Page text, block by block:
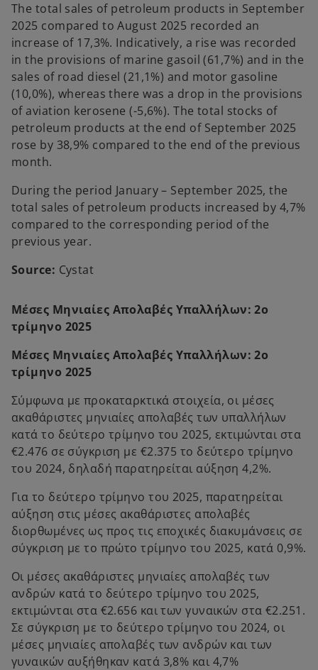
The total sales of petroleum products in September
2025 compared to August 2025 recorded an
increase of 17,3%. Indicatively, a rise was recorded
in the provisions of marine gasoil (61,7%) and in the
sales of road diesel (21,1%) and motor gasoline
(10,0%), whereas there was a drop in the provisions
of aviation kerosene (-5,6%). The total stocks of
petroleum products at the end of September 2025
rose by 38,9% compared to the end of the previous
month.
During the period January – September 2025, the
total sales of petroleum products increased by 4,7%
compared to the corresponding period of the
previous year.
Source: Cystat
Μέσες Μηνιαίες Απολαβές Υπαλλήλων: 2ο
τρίμηνο 2025
Μέσες Μηνιαίες Απολαβές Υπαλλήλων: 2ο
τρίμηνο 2025
Σύμφωνα με προκαταρκτικά στοιχεία, οι μέσες
ακαθάριστες μηνιαίες απολαβές των υπαλλήλων
κατά το δεύτερο τρίμηνο του 2025, εκτιμώνται στα
€2.476 σε σύγκριση με €2.375 το δεύτερο τρίμηνο
του 2024, δηλαδή παρατηρείται αύξηση 4,2%.
Για το δεύτερο τρίμηνο του 2025, παρατηρείται
αύξηση στις μέσες ακαθάριστες απολαβές
διορθωμένες ως προς τις εποχικές διακυμάνσεις σε
σύγκριση με το πρώτο τρίμηνο του 2025, κατά 0,9%.
Οι μέσες ακαθάριστες μηνιαίες απολαβές των
ανδρών κατά το δεύτερο τρίμηνο του 2025,
εκτιμώνται στα €2.656 και των γυναικών στα €2.251.
Σε σύγκριση με το δεύτερο τρίμηνο του 2024, οι
μέσες μηνιαίες απολαβές των ανδρών και των
γυναικών αυξήθηκαν κατά 3,8% και 4,7%